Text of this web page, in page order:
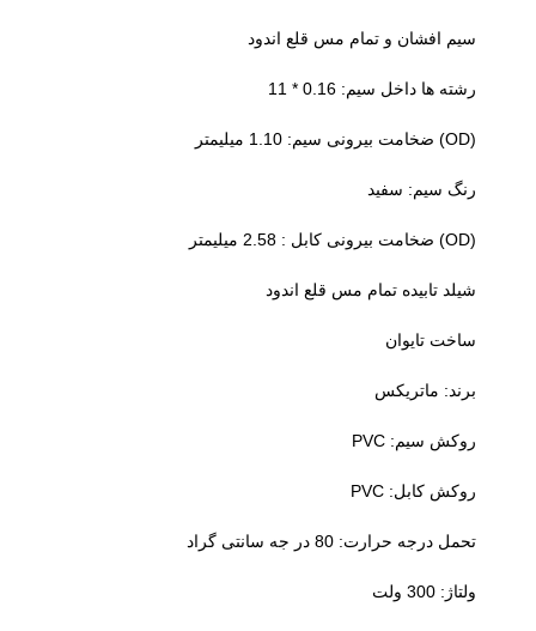
سیم افشان و تمام مس قلع اندود
رشته ها داخل سیم: 0.16 * 11
(OD) ضخامت بیرونی سیم: 1.10 میلیمتر
رنگ سیم: سفید
(OD) ضخامت بیرونی کابل : 2.58 میلیمتر
شیلد تابیده تمام مس قلع اندود
ساخت تایوان
برند: ماتریکس
روکش سیم: PVC
روکش کابل: PVC
تحمل درجه حرارت: 80 در جه سانتی گراد
ولتاژ: 300 ولت